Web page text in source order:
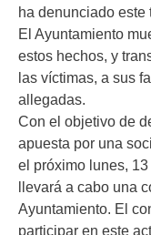
ha denunciado este
El Ayuntamiento
estos hechos, y
las víctimas, a sus
allegadas.
Con el objetivo de
apuesta por una
el próximo lunes,
llevará a cabo una
Ayuntamiento. El
participar en este